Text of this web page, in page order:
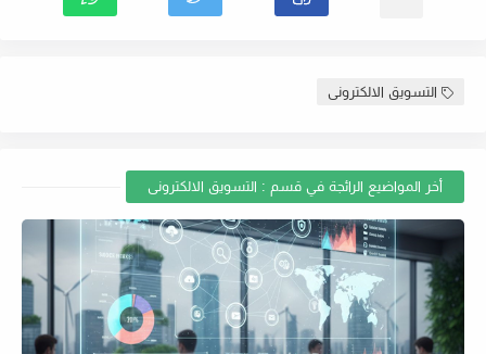
التسويق الالكترونى
أخر المواضيع الرائجة في قسم : التسويق الالكترونى